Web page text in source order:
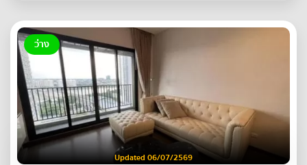
ว่าง
Updated 06/07/2569